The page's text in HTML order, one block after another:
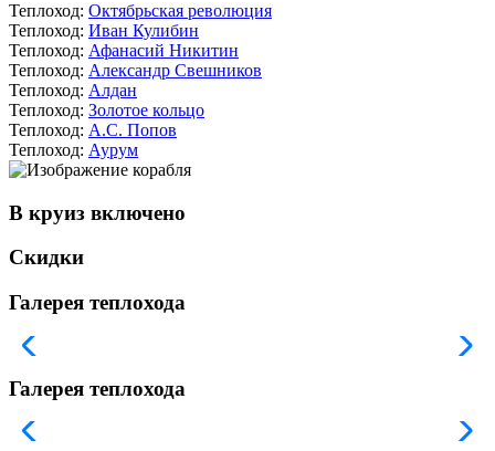
Теплоход: Октябрьская революция
Теплоход: Иван Кулибин
Теплоход: Афанасий Никитин
Теплоход: Александр Свешников
Теплоход: Алдан
Теплоход: Золотое кольцо
Теплоход: А.С. Попов
Теплоход: Аурум
В круиз включено
Скидки
Галерея теплохода
Галерея теплохода